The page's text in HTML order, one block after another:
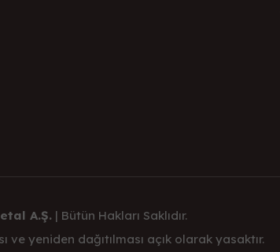
A.Ş. | Bütün Hakları Saklıdır.
yeniden dağıtılması açık olarak yasaktır.